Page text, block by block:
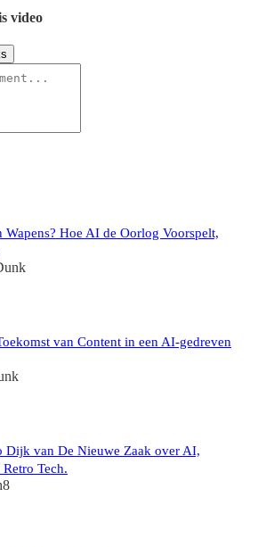
video
Hoe AI de Oorlog Voorspelt,
van Content in een AI-gedreven
Dijk van De Nieuwe Zaak over AI,
Tech.